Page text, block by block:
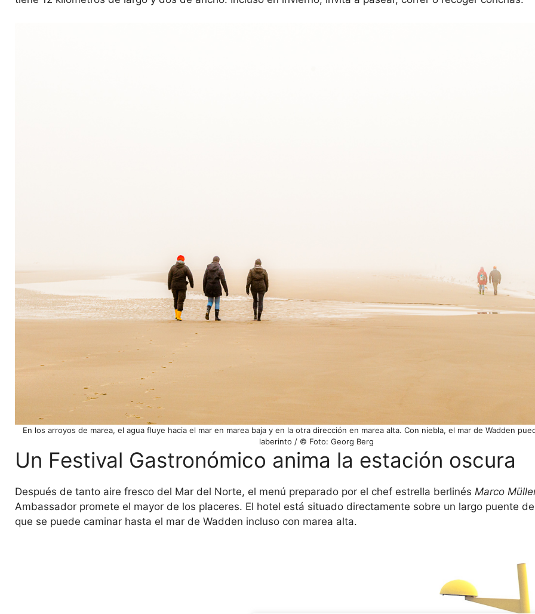
En los arroyos de marea, el agua fluye hacia el mar en marea baja y en la otra dirección en marea alta. Con niebla, el mar de Wadden
laberinto / © Foto: Georg Berg
Un Festival Gastronómico anima la estación oscura
Después de tanto aire fresco del Mar del Norte, el menú preparado por el chef estrella berlinés Marco
Ambassador promete el mayor de los placeres. El hotel está situado directamente sobre un largo puente
que se puede caminar hasta el mar de Wadden incluso con marea alta.